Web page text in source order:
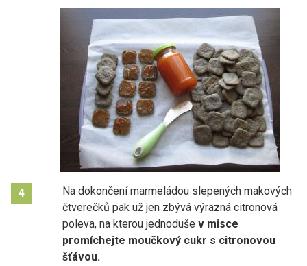
4
Na dokončení marmeládou slepených makových
čtverečků pak už jen zbývá výrazná citronová
poleva, na kterou jednoduše v misce
promíchejte moučkový cukr s citronovou
šťávou.